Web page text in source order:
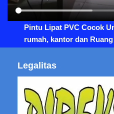
Pintu Lipat PVC Cocok
rumah, kantor dan
Legalitas